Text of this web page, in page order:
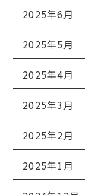
2025年6月
2025年5月
2025年4月
2025年3月
2025年2月
2025年1月